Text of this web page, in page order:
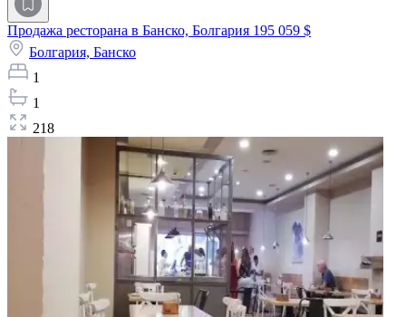
Продажа ресторана в Банско, Болгария 195 059 $
Болгария, Банско
1
1
218